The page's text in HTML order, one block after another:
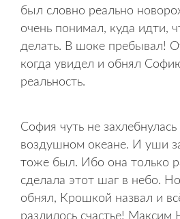
был словно реально
очень понимал, куда идти,
делать. В шоке пребывал!
когда увидел и обнял
реальность.
София чуть не
воздушном океане. И уши
тоже был. Ибо она только
сделала этот шаг в небо.
обнял, Крошкой назвал и
разлилось счастье! Максим